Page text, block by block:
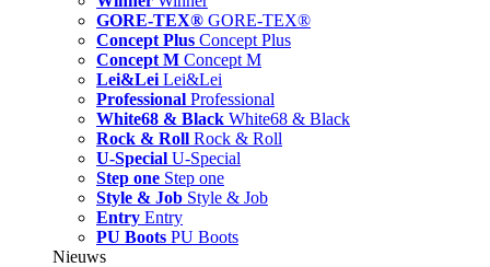
GORE-TEX® GORE-TEX®
Concept Plus Concept Plus
Concept M Concept M
Lei&Lei Lei&Lei
Professional Professional
White68 & Black White68 & Black
Rock & Roll Rock & Roll
U-Special U-Special
Step one Step one
Style & Job Style & Job
Entry Entry
PU Boots PU Boots
Nieuws